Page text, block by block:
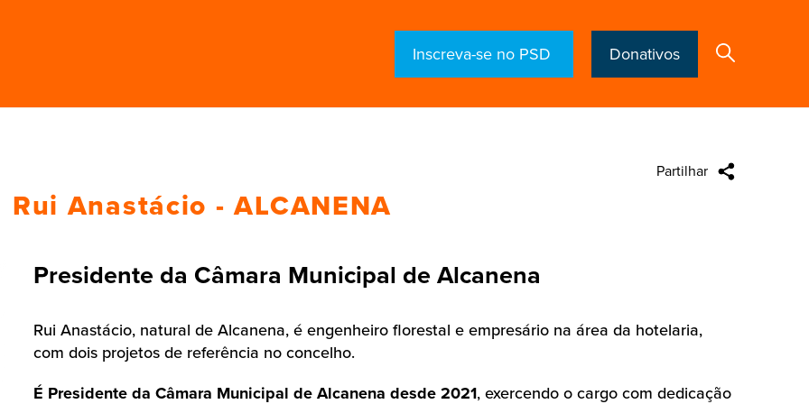
Inscreva-se no PSD Donativos
Partilhar
Rui Anastácio - ALCANENA
Presidente da Câmara Municipal de Alcanena
Rui Anastácio, natural de Alcanena, é engenheiro florestal e empresário na área da hotelaria,
com dois projetos de referência no concelho.
É Presidente da Câmara Municipal de Alcanena desde 2021, exercendo o cargo com dedicação